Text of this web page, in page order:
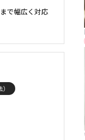
で幅広く対応